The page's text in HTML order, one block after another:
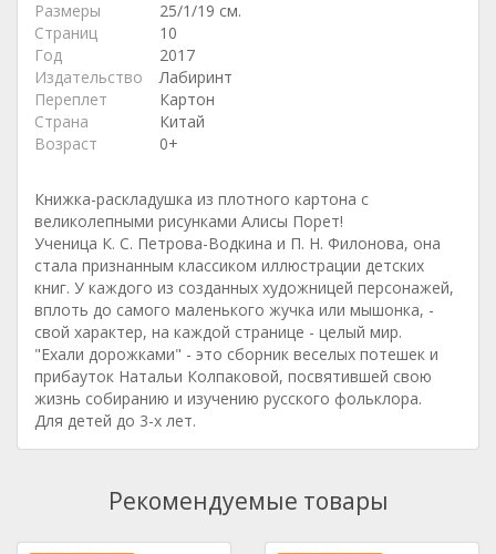
Размеры
25/1/19 см.
Страниц
10
Год
2017
Издательство
Лабиринт
Переплет
Картон
Страна
Китай
Возраст
0+
Книжка-раскладушка из плотного картона с
великолепными рисунками Алисы Порет!
Ученица К. С. Петрова-Водкина и П. Н. Филонова, она
стала признанным классиком иллюстрации детских
книг. У каждого из созданных художницей персонажей,
вплоть до самого маленького жучка или мышонка, -
свой характер, на каждой странице - целый мир.
"Ехали дорожками" - это сборник веселых потешек и
прибауток Натальи Колпаковой, посвятившей свою
жизнь собиранию и изучению русского фольклора.
Для детей до 3-х лет.
Рекомендуемые товары